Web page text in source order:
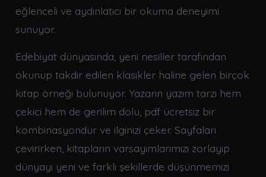
eğlenceli ve aydınlatıcı bir okuma deneyimi
sunuyor.
Edebiyat dünyasında, yeni nesiller tarafından
okunup takdir edilen klasikler haline gelen birçok
kitap örneği bulunuyor. Yazarın yazım tarzı hem
çekici hem de gerilim dolu, pdf ücretsiz bir
kombinasyondur ve ilginizi çeker. Sayfaları
çevirirken, kitapların varsayımlarımızı zorlayıp
dünyayı yeni ve farklı şekillerde düşünmemizi